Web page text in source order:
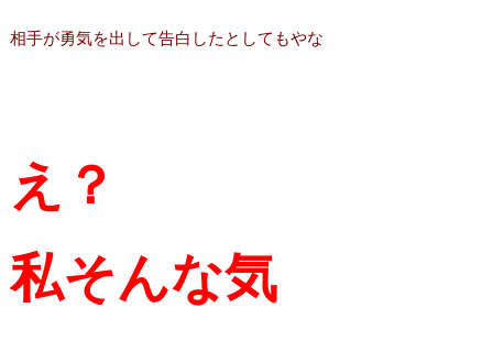
相手が勇気を出して告白したとしてもやな
え？
私そんな気